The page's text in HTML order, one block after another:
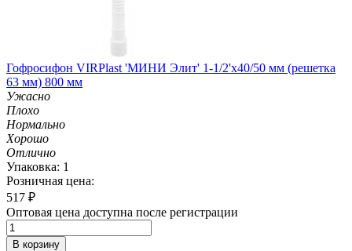
Гофросифон VIRPlast 'МИНИ Элит' 1-1/2'х40/50 мм (решетка
63 мм) 800 мм
Ужасно
Плохо
Нормально
Хорошо
Отлично
Упаковка: 1
Розничная цена:
517 ₽
Оптовая цена доступна после регистрации
В корзину